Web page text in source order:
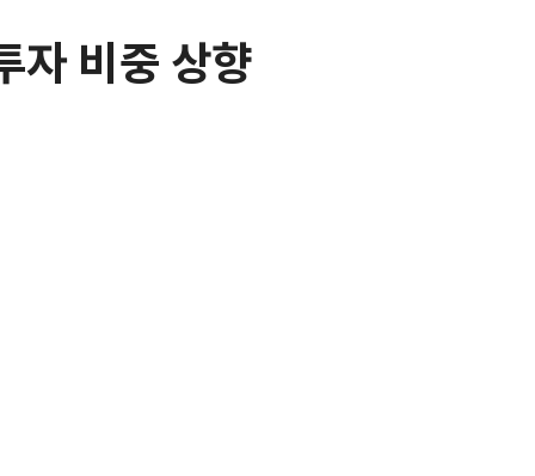
자 비중 상향